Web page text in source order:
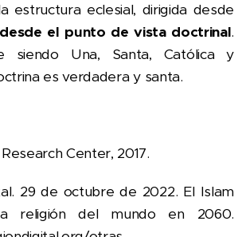
estructura eclesial, dirigida desde
el punto de vista doctrinal.
siendo Una, Santa, Católica y
es verdadera y santa.
Center, 2017.
29 de octubre de 2022. El Islam
religión del mundo en 2060.